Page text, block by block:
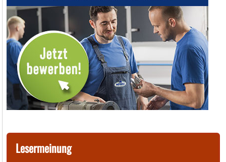
Lesermeinung